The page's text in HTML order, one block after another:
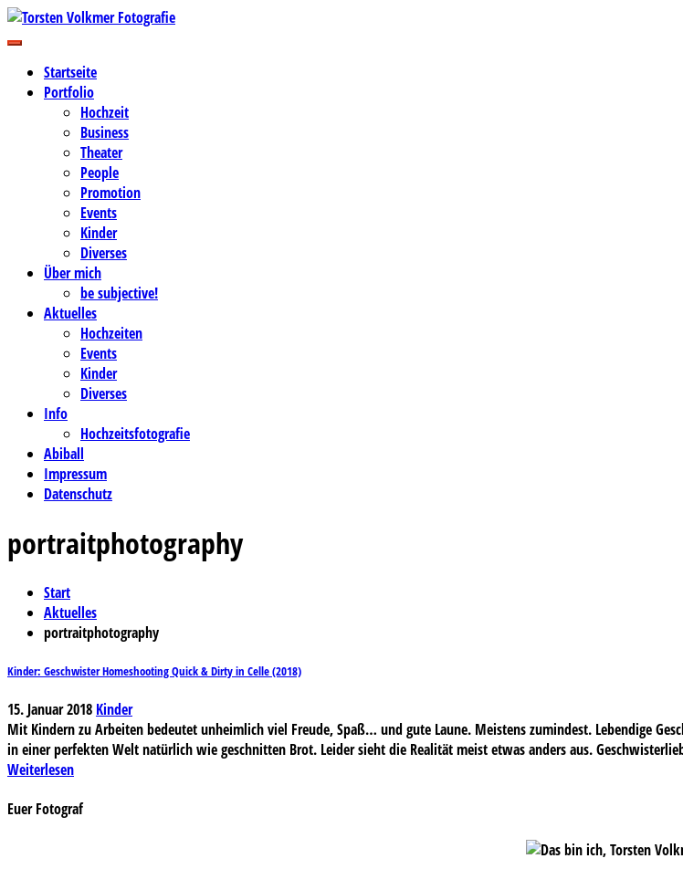
Zum
Inhalt
Torsten Volkmer Fotografie
Business-, Portrait- und Hochzeitsfotografie
Startseite
Portfolio
Hochzeit
Business
Theater
People
Promotion
Events
Kinder
Diverses
Über mich
be subjective!
Aktuelles
Hochzeiten
Events
Kinder
Diverses
Info
Hochzeitsfotografie
Abiball
Impressum
Datenschutz
portraitphotography
Start
Aktuelles
portraitphotography
Kinder: Geschwister Homeshooting Quick & Dirty in Celle (2018)
15. Januar 2018 Kinder
Mit Kindern zu Arbeiten bedeutet unheimlich viel Freude, Spaß… und gute Laune. Meistens zumindest. Lebendige
in einer perfekten Welt natürlich wie geschnitten Brot. Leider sieht die Realität meist etwas anders aus.
Weiterlesen
Euer Fotograf